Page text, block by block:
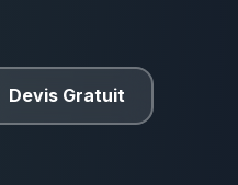
Devis Gratuit